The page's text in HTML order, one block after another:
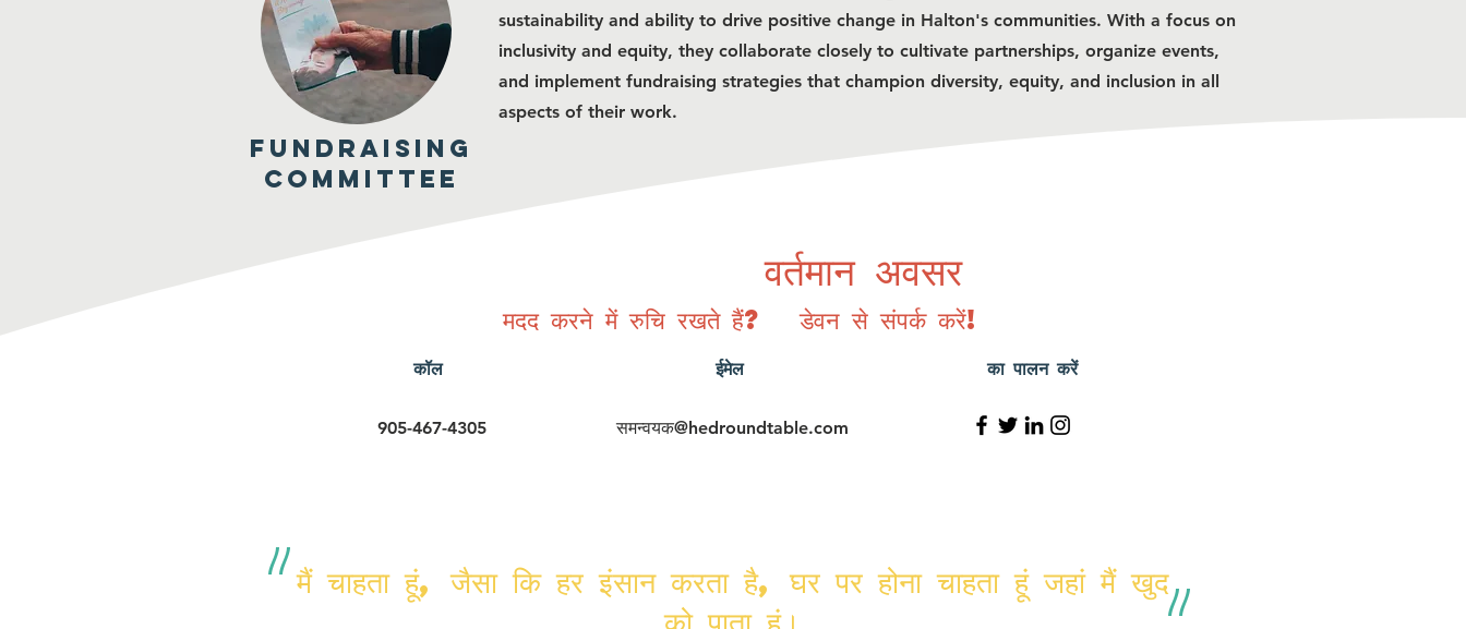
sustainability and ability to drive positive change in Halton's communities. With a focus on
inclusivity and equity, they collaborate closely to cultivate partnerships, organize events,
and implement fundraising strategies that champion diversity, equity, and inclusion in all
aspects of their work.
FUNDRAISING
COMMITTEE
वर्तमान अवसर
मदद करने में रुचि रखते हैं? डेवन से संपर्क करें!
कॉल
905-467-4305
ईमेल
समन्वयक@hedroundtable.com
का पालन करें
मैं चाहता हूं, जैसा कि हर इंसान करता है, घर पर होना चाहता हूं जहां मैं खुद
"